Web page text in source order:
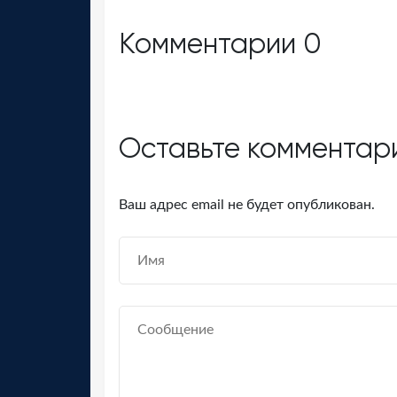
Комментарии 0
Оставьте
Ваш адрес email не будет опубликован.